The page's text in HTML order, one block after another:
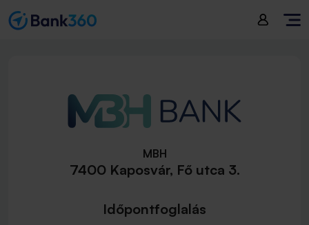
MBH
7400 Kaposvár, Fő utca 3.
Időpontfoglalás